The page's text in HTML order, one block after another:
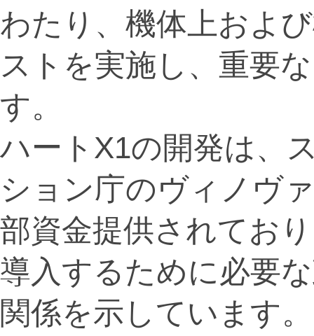
わたり、機体上およ
ストを実施し、重要
す。
ハートX1の開発は、
ション庁のヴィノヴ
部資金提供されてお
導入するために必要
関係を示しています。